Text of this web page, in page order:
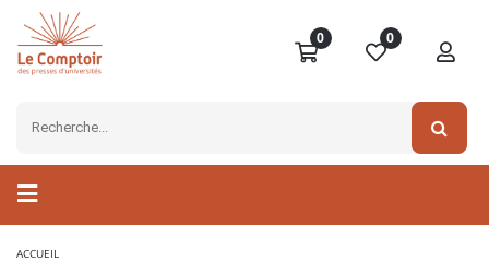
0 0
ACCUEIL